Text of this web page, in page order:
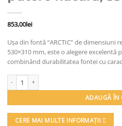
853,00lei
Ușa din fontă “ARCTIC” de dimensiuni
530×310 mm, este o alegere excelentă
combinând durabilitatea fontei cu
ADAUGĂ ÎN
CERE MAI MULTE INFORMAȚII